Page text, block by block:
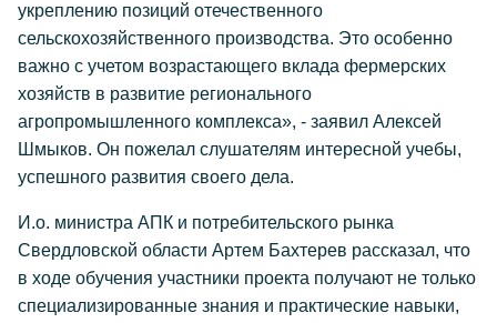
укреплению позиций отечественного
сельскохозяйственного производства. Это особенно
важно с учетом возрастающего вклада фермерских
хозяйств в развитие регионального
агропромышленного комплекса», - заявил Алексей
Шмыков. Он пожелал слушателям интересной учебы,
успешного развития своего дела.
И.о. министра АПК и потребительского рынка
Свердловской области Артем Бахтерев рассказал, что
в ходе обучения участники проекта получают не только
специализированные знания и практические навыки,